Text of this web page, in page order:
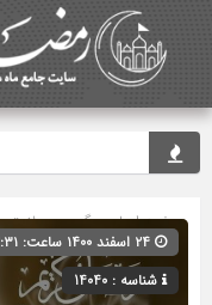
صفحه اصلی» گروه »سلامتی
شناسه : 14040